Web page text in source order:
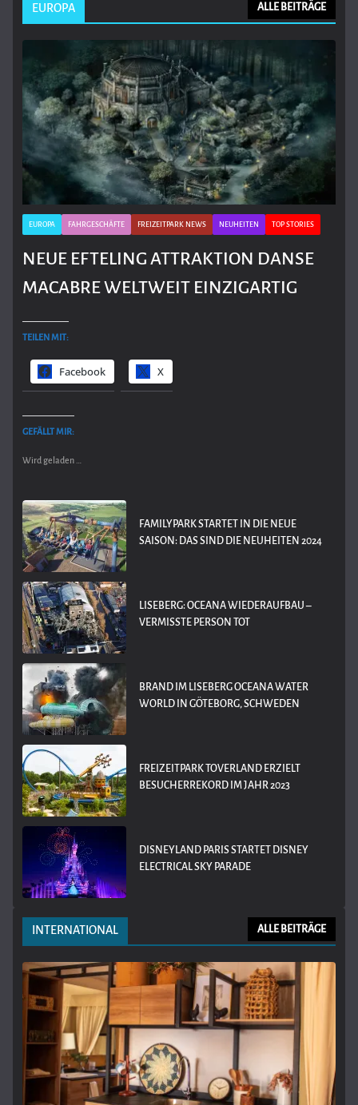
EUROPA ALLE BEITRÄGE
EUROPA FAHRGESCHÄFTE FREIZEITPARK NEWS NEUHEITEN TOP STORIES
NEUE EFTELING ATTRAKTION DANSE
MACABRE WELTWEIT EINZIGARTIG
TEILEN MIT:
Facebook X
GEFÄLLT MIR:
Wird geladen …
FAMILYPARK STARTET IN DIE NEUE
SAISON: DAS SIND DIE NEUHEITEN 2024
LISEBERG: OCEANA WIEDERAUFBAU –
VERMISSTE PERSON TOT
BRAND IM LISEBERG OCEANA WATER
WORLD IN GÖTEBORG, SCHWEDEN
FREIZEITPARK TOVERLAND ERZIELT
BESUCHERREKORD IM JAHR 2023
DISNEYLAND PARIS STARTET DISNEY
ELECTRICAL SKY PARADE
INTERNATIONAL ALLE BEITRÄGE